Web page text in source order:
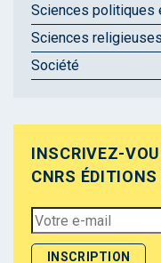
Sciences politiques
Sciences religieuses
Société
INSCRIVEZ-
CNRS ÉDITIONS